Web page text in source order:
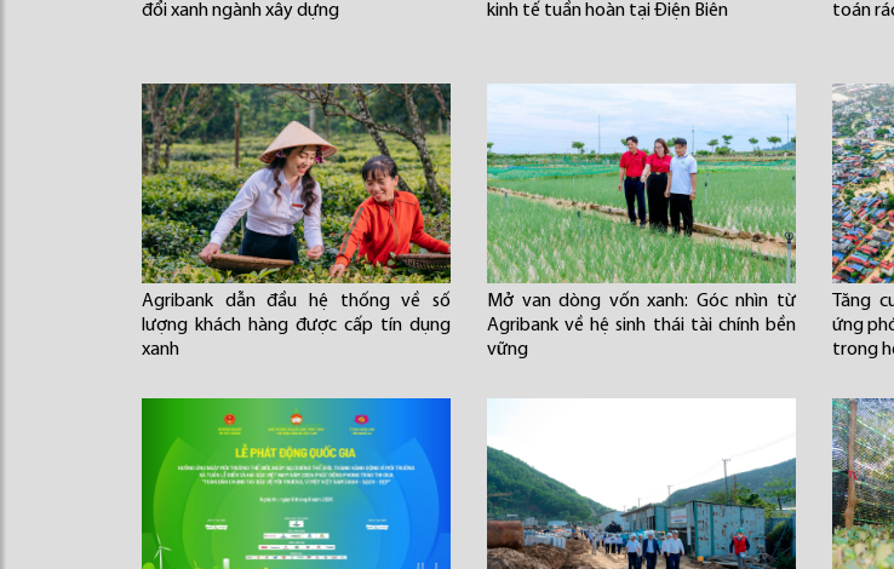
đổi xanh ngành xây dựng
kinh tế tuần hoàn tại Điện Biên
toán
Agribank dẫn đầu hệ thống về số
lượng khách hàng được cấp tín dụng
xanh
Mở van dòng vốn xanh: Góc nhìn từ
Agribank về hệ sinh thái tài chính bền
vững
Tăng
ứng
trong